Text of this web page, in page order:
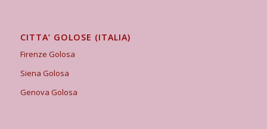
CITTA’ GOLOSE (ITALIA)
Firenze Golosa
Siena Golosa
Genova Golosa